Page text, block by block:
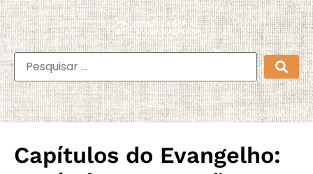
Capítulos do Evangelho: